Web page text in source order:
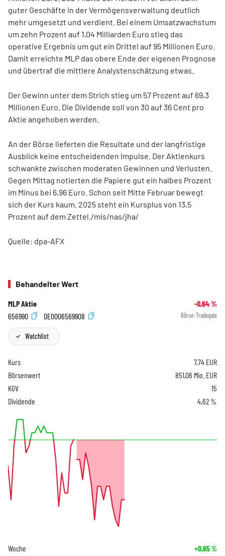
guter Geschäfte in der Vermögensverwaltung deutlich
mehr umgesetzt und verdient. Bei einem Umsatzwachstum
um zehn Prozent auf 1,04 Milliarden Euro stieg das
operative Ergebnis um gut ein Drittel auf 95 Millionen Euro.
Damit erreichte MLP das obere Ende der eigenen Prognose
und übertraf die mittlere Analystenschätzung etwas.
Der Gewinn unter dem Strich stieg um 57 Prozent auf 69,3
Millionen Euro. Die Dividende soll von 30 auf 36 Cent pro
Aktie angehoben werden.
An der Börse lieferten die Resultate und der langfristige
Ausblick keine entscheidenden Impulse. Der Aktienkurs
schwankte zwischen moderaten Gewinnen und Verlusten.
Gegen Mittag notierten die Papiere gut ein halbes Prozent
im Minus bei 6,96 Euro. Schon seit Mitte Februar bewegt
sich der Kurs kaum. 2025 steht ein Kursplus von 13,5
Prozent auf dem Zettel./mis/nas/jha/
Quelle: dpa-AFX
Behandelter Wert
MLP Aktie -0,64%
656990
DE0006569908 Börse: Tradegate
Watchlist
Kurs 7,74 EUR
Börsenwert
851,06 Mio. EUR
KGV
15
Dividende
4,62 %
Woche +0,65%